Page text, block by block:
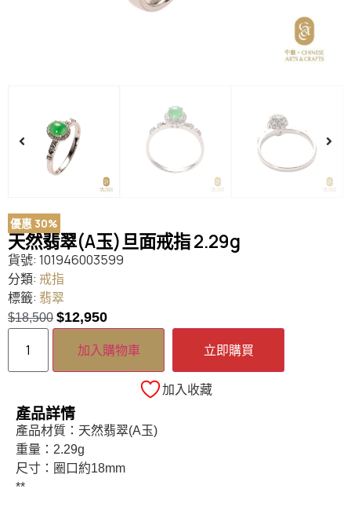
優惠 30%
天然翡翠(A玉)旦面戒指 2.29g
貨號: 101946003599
分類: 戒指
標籤: 翡翠
$18,500 $12,950
加入購物車 立即購買
加入收藏
產品詳情
產品材質：天然翡翠(A玉)
重量：2.29g
尺寸：圈口約18mm
**